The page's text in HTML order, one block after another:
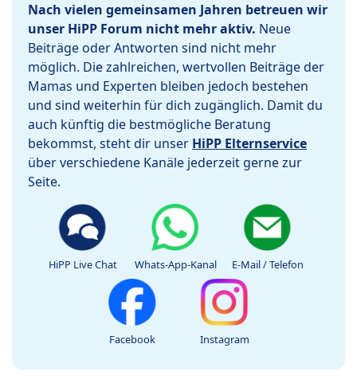
Nach vielen gemeinsamen Jahren betreuen wir
unser HiPP Forum nicht mehr aktiv. Neue
Beiträge oder Antworten sind nicht mehr
möglich. Die zahlreichen, wertvollen Beiträge der
Mamas und Experten bleiben jedoch bestehen
und sind weiterhin für dich zugänglich. Damit du
auch künftig die bestmögliche Beratung
bekommst, steht dir unser HiPP Elternservice
über verschiedene Kanäle jederzeit gerne zur
Seite.
HiPP Live Chat Whats-App-Kanal E-Mail / Telefon
Facebook Instagram